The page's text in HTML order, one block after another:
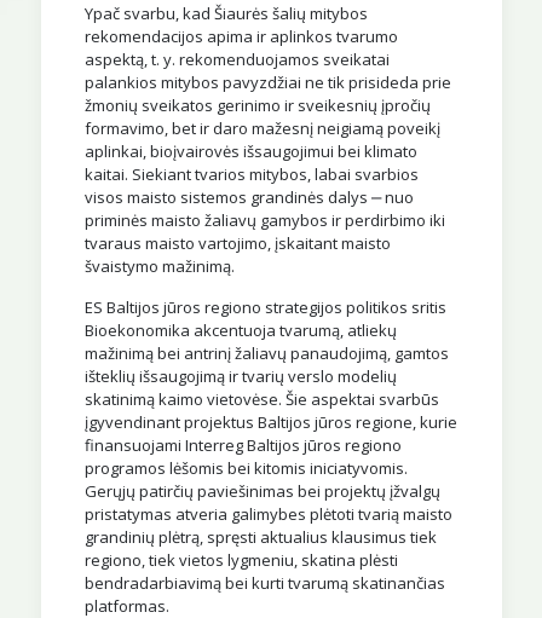
Ypač svarbu, kad Šiaurės šalių mitybos
rekomendacijos apima ir aplinkos tvarumo
aspektą, t. y. rekomenduojamos sveikatai
palankios mitybos pavyzdžiai ne tik prisideda prie
žmonių sveikatos gerinimo ir sveikesnių įpročių
formavimo, bet ir daro mažesnį neigiamą poveikį
aplinkai, bioįvairovės išsaugojimui bei klimato
kaitai. Siekiant tvarios mitybos, labai svarbios
visos maisto sistemos grandinės dalys ‒ nuo
priminės maisto žaliavų gamybos ir perdirbimo iki
tvaraus maisto vartojimo, įskaitant maisto
švaistymo mažinimą.
ES Baltijos jūros regiono strategijos politikos sritis
Bioekonomika akcentuoja tvarumą, atliekų
mažinimą bei antrinį žaliavų panaudojimą, gamtos
išteklių išsaugojimą ir tvarių verslo modelių
skatinimą kaimo vietovėse. Šie aspektai svarbūs
įgyvendinant projektus Baltijos jūros regione, kurie
finansuojami Interreg Baltijos jūros regiono
programos lėšomis bei kitomis iniciatyvomis.
Gerųjų patirčių paviešinimas bei projektų įžvalgų
pristatymas atveria galimybes plėtoti tvarią maisto
grandinių plėtrą, spręsti aktualius klausimus tiek
regiono, tiek vietos lygmeniu, skatina plėsti
bendradarbiavimą bei kurti tvarumą skatinančias
platformas.